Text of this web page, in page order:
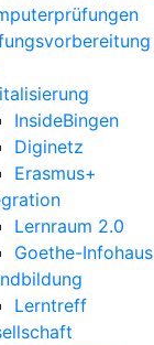
InsideBingen
Diginetz
Erasmus+
Lernraum 2.0
Goethe-Infohaus
Lerntreff